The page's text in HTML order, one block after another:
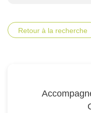
Retour à la recherche